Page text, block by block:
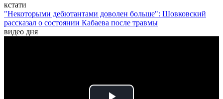
кстати
"Некоторыми дебютантами доволен больше": Шовковский
рассказал о состоянии Кабаева после травмы
видео дня